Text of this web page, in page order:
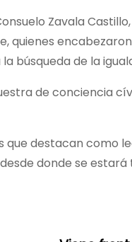
Zavala
quienes
búsqueda de la
de conciencia
destacan como
donde se